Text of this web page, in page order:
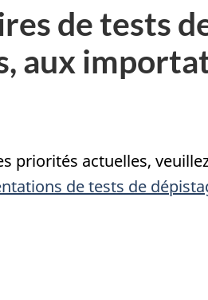
de tests
aux
priorités actuelles,
de tests de